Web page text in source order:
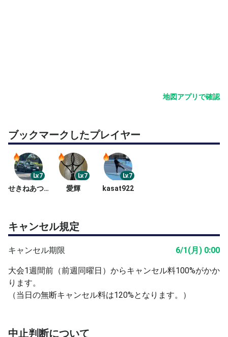
地図アプリで確認
ブックマークしたプレイヤー
Lv.7
せきねあつや
Lv.7
愛輝
Lv.7
kasat922
キャンセル規定
キャンセル期限 6/1(月) 0:00
大会1週間前（前週同曜日）からキャンセル料100%がかか
ります。
（当日の無断キャンセル料は120%となります。）
中止判断について